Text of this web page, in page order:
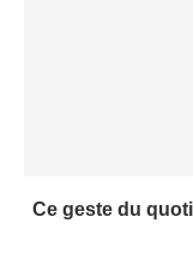
Ce geste du